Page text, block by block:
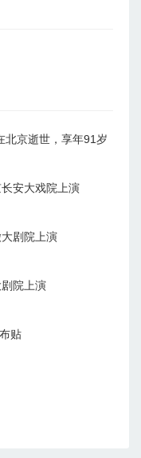
北京逝世，享年91岁
安大戏院上演
剧院上演
院上演
贴